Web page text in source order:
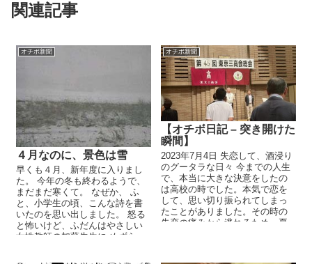
関連記事
オチボ新聞
４月なのに、景色は雪
早くも４月、新年度に入りまし
た。 今年の冬も終わるようで、
まだまだ寒くて。 なぜか、 ふ
と、小学生の頃、こんな詩を書
いたのを思い出しました。 怒る
と怖いけど、ふだんはやさしい
女性教師の加藤先生に めずら...
オチボ新聞
【オチボ日記 – 突き開けた
瞬間】
2023年7月4日 失恋して、酒浸り
のグータラな日々 今までの人生
で、本当に大きな決意をしたの
は高校の時でした。本気で恋を
して、思い切り振られてしまっ
たことがありました。その時の
失恋の痛みから逃れるため、夏